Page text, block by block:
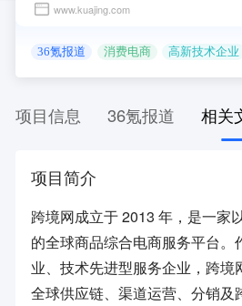
www.kuajing.com
36氪报道 消费电商 高新技术企业
项目信息 36氪报道 相关
项目简介
跨境网成立于 2013 年，是一家
的全球商品综合电商服务平台。
业、技术先进型服务企业，跨境
全球供应链、渠道运营、分销及